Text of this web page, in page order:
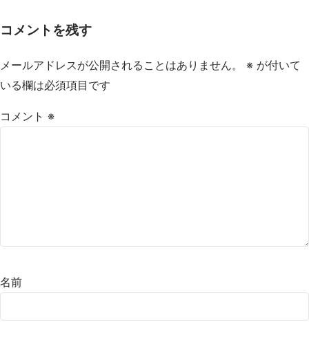
コメントを残す
メールアドレスが公開されることはありません。 ※ が付いて
いる欄は必須項目です
コメント ※
名前